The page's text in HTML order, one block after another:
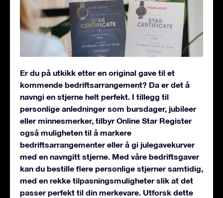
Er du på utkikk etter en original gave til et
kommende bedriftsarrangement? Da er det å
navngi en stjerne helt perfekt. I tillegg til
personlige anledninger som bursdager, jubileer
eller minnesmerker, tilbyr Online Star Register
også muligheten til å markere
bedriftsarrangementer eller å gi julegavekurver
med en navngitt stjerne. Med våre bedriftsgaver
kan du bestille flere personlige stjerner samtidig,
med en rekke tilpasningsmuligheter slik at det
passer perfekt til din merkevare. Utforsk dette